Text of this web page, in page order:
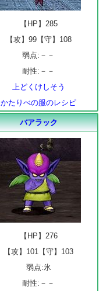
【HP】285
【攻】99【守】108
弱点:－－
耐性:－－
上どくけしそう
かたりべの服のレシピ
バアラック
【HP】276
【攻】101【守】103
弱点:氷
耐性:－－